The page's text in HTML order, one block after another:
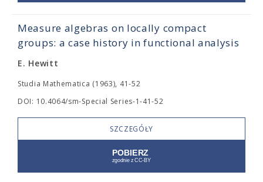
Measure algebras on locally compact
groups: a case history in functional analysis
E. Hewitt
Studia Mathematica (1963), 41-52
DOI: 10.4064/sm-Special Series-1-41-52
SZCZEGÓŁY